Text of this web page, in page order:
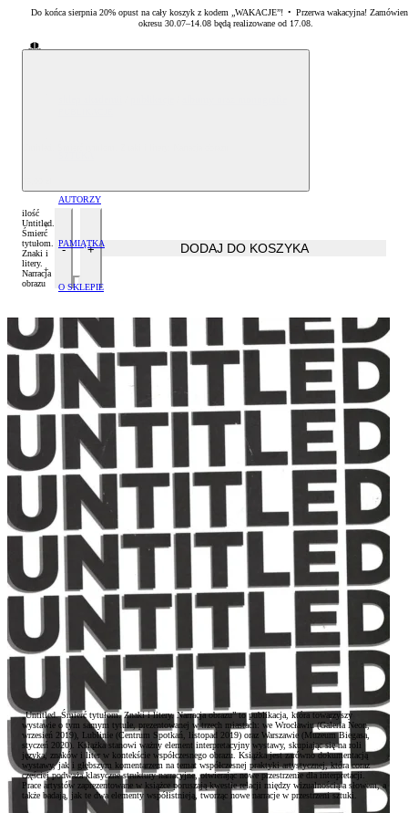
Do końca sierpnia 20% opust na cały koszyk z kodem „WAKACJE”! • Przerwa wakacyjna!
okresu 30.07–14.08 będą realizowane od 17.08.
AUTORZY
Artur Winiarski
Sławomir Marzec
PAMIĄTKA
O SKLEPIE
Płatność
Czas realizacji zamówień
ilość
Untitled.
Śmierć
tytułom.
Znaki i
litery.
Narracja
obrazu
DODAJ DO KOSZYKA
„Untitled. Śmierć tytułom. Znaki i litery. Narracja obrazu” to publikacja, która towarzyszy
wystawie o tym samym tytule, prezentowanej w trzech miastach: we Wrocławiu (Galeria Neon,
wrzesień 2019), Lublinie (Centrum Spotkań, listopad 2019) oraz Warszawie (Muzeum Biegasa,
styczeń 2020). Książka stanowi ważny element interpretacyjny wystawy, skupiając się na roli
języka, znaków i liter w kontekście współczesnego obrazu. Książka jest zarówno dokumentacją
wystawy, jak i głębszym komentarzem na temat współczesnej praktyki artystycznej, która coraz
częściej podważa klasyczne struktury narracyjne, otwierając nowe przestrzenie dla interpretacji.
Prace artystów zaprezentowane w książce poruszają kwestie relacji między wizualnością a słowem, a
także badają, jak te dwa elementy współistnieją, tworząc nowe narracje w przestrzeni sztuki.